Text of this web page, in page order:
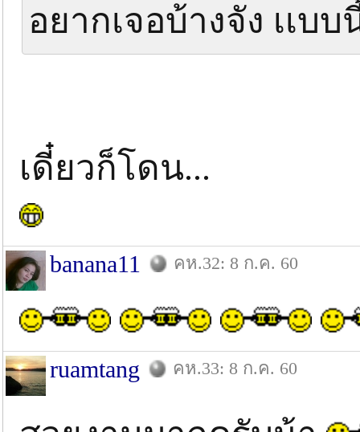
อยากเจอบ้างจัง เเบ
เดี๋ยวก็โดน...
banana11 คห.32: 8 ก.ค. 60
ruamtang คห.33: 8 ก.ค. 60